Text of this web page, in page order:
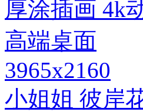
3965x2160
小姐姐 彼岸